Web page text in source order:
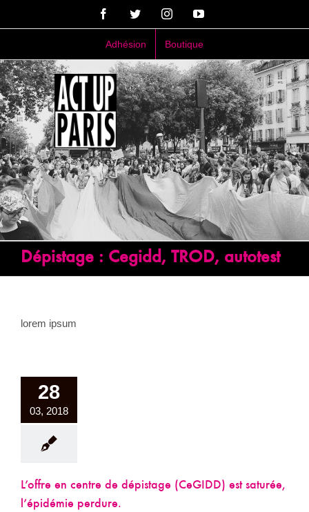
FacebookTwitterInstagramYouTube
Adhésion Boutique
Dépistage : Cegidd, TROD, autotest
lorem ipsum
28
03, 2018
L’offre en centre de dépistage (CeGIDD) est saturée,
l’épidémie perdure.